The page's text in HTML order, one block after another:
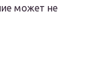
может не